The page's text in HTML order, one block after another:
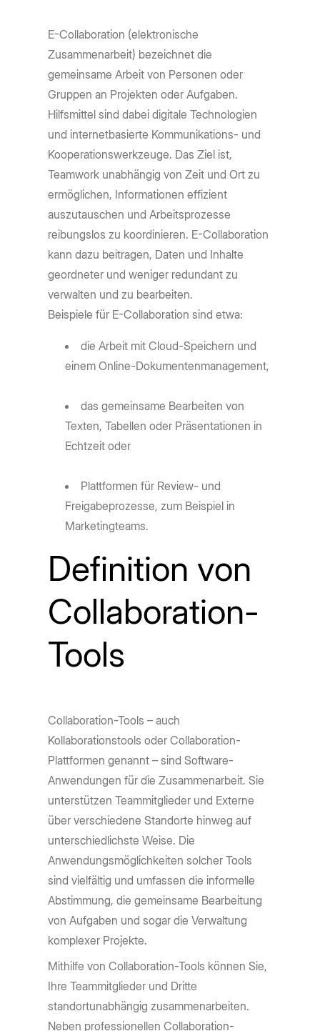
E-Collaboration (elektronische
Zusammenarbeit) bezeichnet die
gemeinsame Arbeit von Personen oder
Gruppen an Projekten oder Aufgaben.
Hilfsmittel sind dabei digitale Technologien
und internetbasierte Kommunikations- und
Kooperationswerkzeuge. Das Ziel ist,
Teamwork unabhängig von Zeit und Ort zu
ermöglichen, Informationen effizient
auszutauschen und Arbeitsprozesse
reibungslos zu koordinieren. E-Collaboration
kann dazu beitragen, Daten und Inhalte
geordneter und weniger redundant zu
verwalten und zu bearbeiten.
Beispiele für E-Collaboration sind etwa:
die Arbeit mit Cloud-Speichern und
einem Online-Dokumentenmanagement,
das gemeinsame Bearbeiten von
Texten, Tabellen oder Präsentationen in
Echtzeit oder
Plattformen für Review- und
Freigabeprozesse, zum Beispiel in
Marketingteams.
Definition von
Collaboration-
Tools
Collaboration-Tools – auch
Kollaborationstools oder Collaboration-
Plattformen genannt – sind Software-
Anwendungen für die Zusammenarbeit. Sie
unterstützen Teammitglieder und Externe
über verschiedene Standorte hinweg auf
unterschiedlichste Weise. Die
Anwendungsmöglichkeiten solcher Tools
sind vielfältig und umfassen die informelle
Abstimmung, die gemeinsame Bearbeitung
von Aufgaben und sogar die Verwaltung
komplexer Projekte.
Mithilfe von Collaboration-Tools können Sie,
Ihre Teammitglieder und Dritte
standortunabhängig zusammenarbeiten.
Neben professionellen Collaboration-